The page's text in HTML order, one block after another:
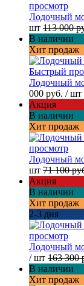
просмотр
Лодочный
шт 113 000
В наличии
Хит продаж
Быстрый
Лодочный
000 руб. / шт
Акция
В наличии
Хит продаж
просмотр
Лодочный
шт 71 100
Акция
В наличии
Хит продаж
2-3 дня
просмотр
Лодочный
/ шт 163 300
В наличии
Хит продаж